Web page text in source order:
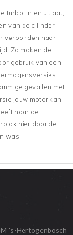
turbo, in en uitlaat,
van de cilinder
verbonden naar
Zo maken de
gebruik van een
gevallen met
jouw motor kan
naar de
hier door de
was.
's-Hertogenbosch